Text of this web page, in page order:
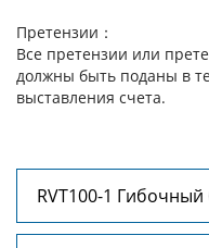
Претензии：
Все претензии или
должны быть поданы в
выставления счета.
RVT100-1